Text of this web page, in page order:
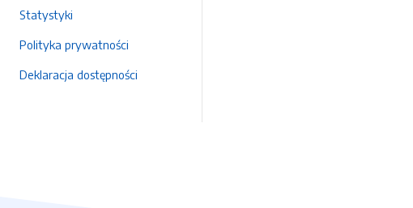
Statystyki
Polityka prywatności
Deklaracja dostępności